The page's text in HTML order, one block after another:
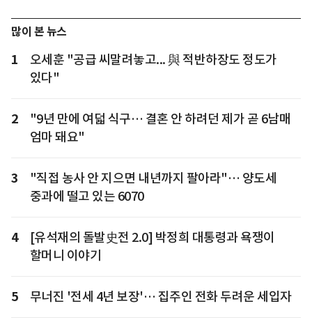
많이 본 뉴스
1
오세훈 "공급 씨말려놓고... 與 적반하장도 정도가
있다"
2
"9년 만에 여덟 식구… 결혼 안 하려던 제가 곧 6남매
엄마 돼요"
3
"직접 농사 안 지으면 내년까지 팔아라"… 양도세
중과에 떨고 있는 6070
4
[유석재의 돌발史전 2.0] 박정희 대통령과 욕쟁이
할머니 이야기
5 무너진 '전세 4년 보장'… 집주인 전화 두려운 세입자